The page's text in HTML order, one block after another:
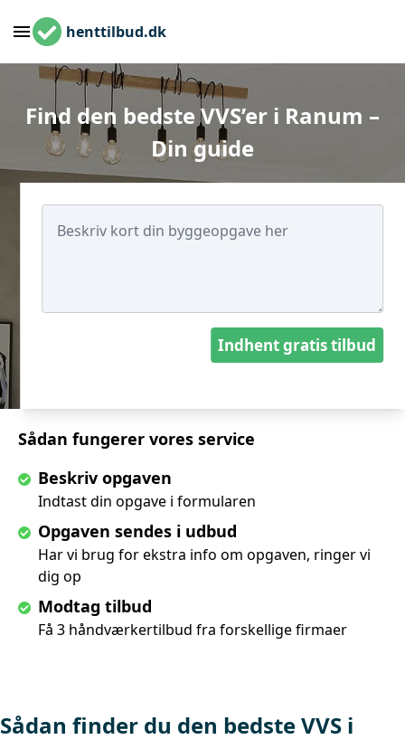
henttilbud.dk
Find den bedste VVS’er i Ranum –
Din guide
Sådan fungerer vores service
Beskriv opgaven
Indtast din opgave i formularen
Opgaven sendes i udbud
Har vi brug for ekstra info om opgaven, ringer vi
dig op
Modtag tilbud
Få 3 håndværkertilbud fra forskellige firmaer
Indhent gratis tilbud
Sådan finder du den bedste VVS i